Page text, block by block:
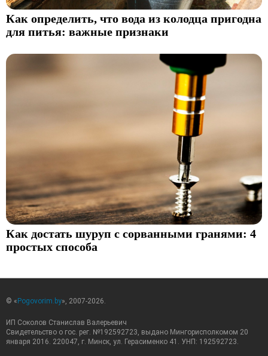
Как определить, что вода из колодца пригодна
для питья: важные признаки
Как достать шуруп с сорванными гранями: 4
простых способа
© « Pogovorim.by», 2007-2026.
ИП Соколов Станислав Валерьевич
Свидетельство о гос. рег. №192592723, выдано Мингорисполкомом 20
января 2016. 220047, г. Минск, ул. Герасименко 41. УНП: 192592723.